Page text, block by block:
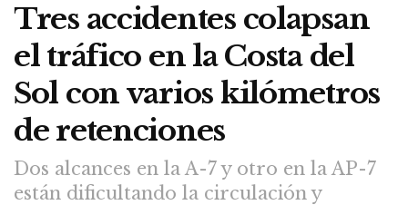
Tres accidentes colapsan
el tráfico en la Costa del
Sol con varios kilómetros
de retenciones
Dos alcances en la A-7 y otro en la AP-7
están dificultando la circulación y